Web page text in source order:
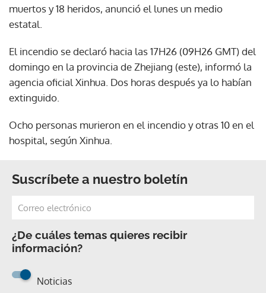
muertos y 18 heridos, anunció el lunes un medio
estatal.
El incendio se declaró hacia las 17H26 (09H26 GMT) del
domingo en la provincia de Zhejiang (este), informó la
agencia oficial Xinhua. Dos horas después ya lo habían
extinguido.
Ocho personas murieron en el incendio y otras 10 en el
hospital, según Xinhua.
Suscríbete a nuestro boletín
¿De cuáles temas quieres recibir
información?
Noticias